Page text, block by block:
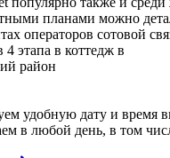
планами можно
операторов сотовой
этапа в коттедж в
район
удобную дату и время
в любой день, в том